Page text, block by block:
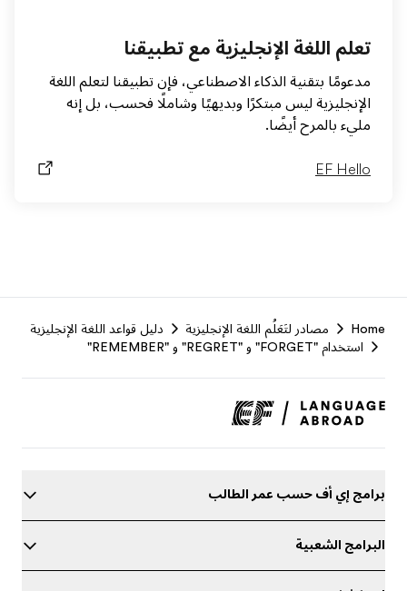
تعلم اللغة الإنجليزية مع تطبيقنا
مدعومًا بتقنية الذكاء الاصطناعي، فإن تطبيقنا لتعلم اللغة
الإنجليزية ليس مبتكرًا وبديهيًا وشاملًا فحسب، بل إنه
مليء بالمرح أيضًا.
EF Hello
Home مصادر لتَعَلُم اللغة الإنجليزية
دليل قواعد اللغة الإنجليزية
استخدام "FORGET" و "REGRET" و "REMEMBER"
برامج إي أف حسب عمر الطالب
البرامج الشعبية